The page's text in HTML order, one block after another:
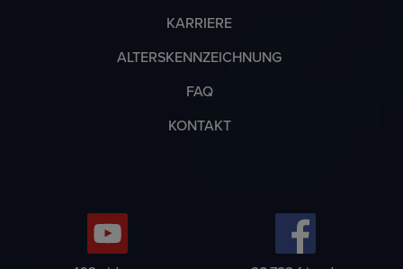
KARRIERE
ALTERSKENNZEICHNUNG
FAQ
KONTAKT